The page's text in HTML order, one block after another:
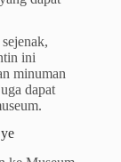
ini
minuman
dapat